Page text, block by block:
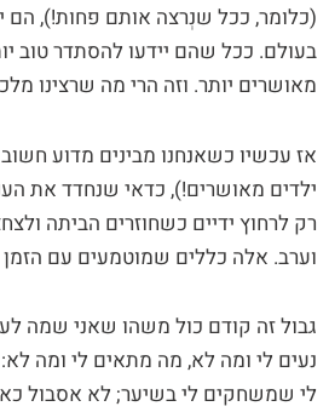
(כלומר, ככל שנְרצה אותם פחות!), הם
בעולם. ככל שהם יידעו להסתדר טוב
מאושרים יותר. וזה הרי מה שרצינו
אז עכשיו כשאנחנו מבינים מדוע
ילדים מאושרים!), כדאי שנחדד את
רק לרחוץ ידיים כשחוזרים הביתה
וערב. אלה כללים שמוטמעים עם הזמן
גבול זה קודם כול משהו שאני שמה
נעים לי ומה לא, מה מתאים לי ומה לא:
לי שמשחקים לי בשיער; לא אסבול